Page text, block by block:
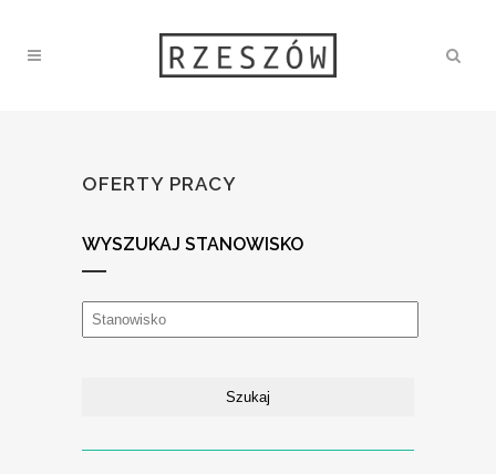
OFERTY PRACY
WYSZUKAJ STANOWISKO